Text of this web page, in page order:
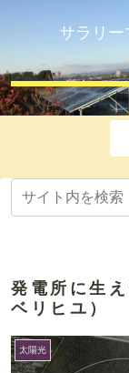
サラリ
発電所に生
ベリヒユ）
太陽光